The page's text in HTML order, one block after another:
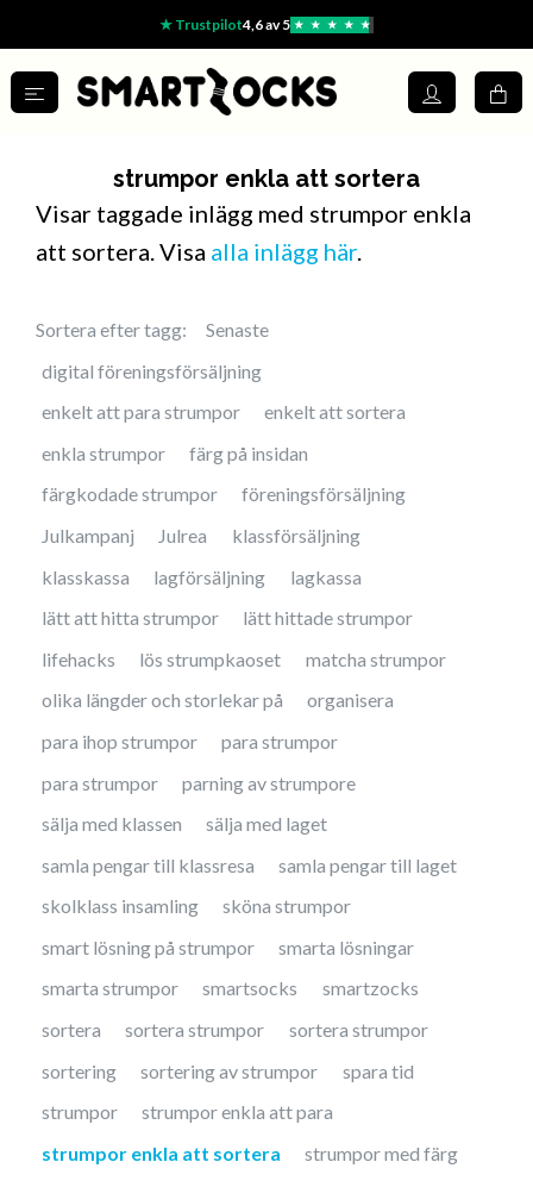
★ Trustpilot4,6 av 5 ★ ★ ★ ★ ★
strumpor enkla att sortera
Visar taggade inlägg med strumpor enkla
att sortera. Visa alla inlägg här.
Sortera efter tagg:
Senaste
digital föreningsförsäljning
enkelt att para strumpor
enkelt att sortera
enkla strumpor
färg på insidan
färgkodade strumpor
föreningsförsäljning
Julkampanj
Julrea
klassförsäljning
klasskassa
lagförsäljning
lagkassa
lätt att hitta strumpor
lätt hittade strumpor
lifehacks
lös strumpkaoset
matcha strumpor
olika längder och storlekar på
organisera
para ihop strumpor
para strumpor
para strumpor
parning av strumpore
sälja med klassen
sälja med laget
samla pengar till klassresa
samla pengar till laget
skolklass insamling
sköna strumpor
smart lösning på strumpor
smarta lösningar
smarta strumpor
smartsocks
smartzocks
sortera
sortera strumpor
sortera strumpor
sortering
sortering av strumpor
spara tid
strumpor
strumpor enkla att para
strumpor enkla att sortera
strumpor med färg